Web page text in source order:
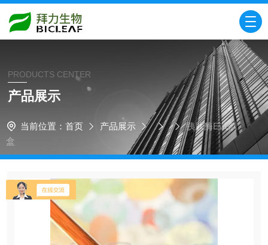
PRODUCTS CENTER
产品展示
当前位置： 首页 产品展示
胰肽酶E试剂
盒​